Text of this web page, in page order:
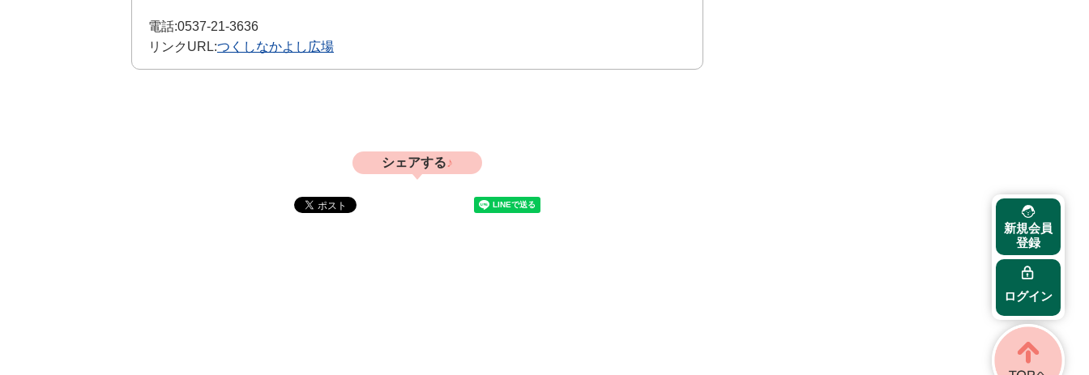
電話:0537-21-3636
リンクURL:つくしなかよし広場
シェアする
新規会員
登録
ログイン